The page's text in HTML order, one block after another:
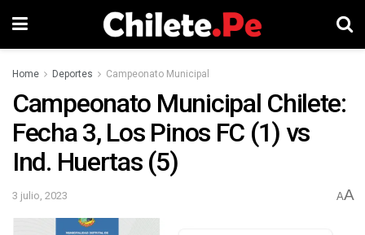
Home Deportes Campeonato Municipal
Campeonato Municipal Chilete:
Fecha 3, Los Pinos FC (1) vs
Ind. Huertas (5)
3 julio, 2023 AA